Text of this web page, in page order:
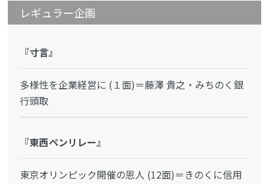
レギュラー企画
『寸言』
多様性を企業経営に (１面)＝藤澤 貴之・みちのく銀
行頭取
『東西ペンリレー』
東京オリンピック開催の恩人 (12面)＝きのくに信用